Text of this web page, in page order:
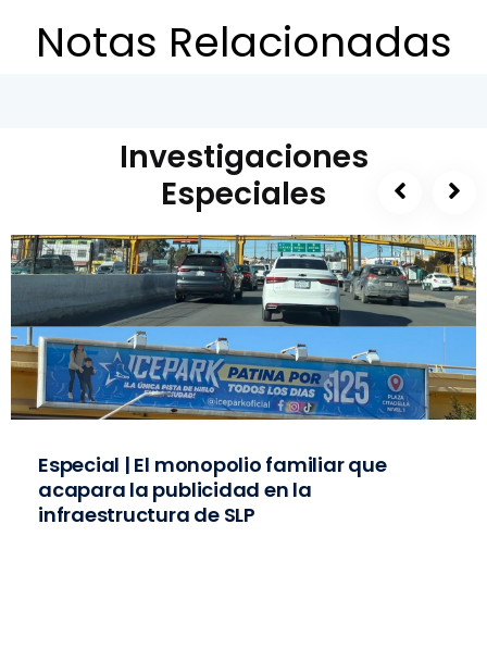
Notas Relacionadas
Investigaciones
Especiales
Especial | El monopolio familiar que
acapara la publicidad en la
infraestructura de SLP